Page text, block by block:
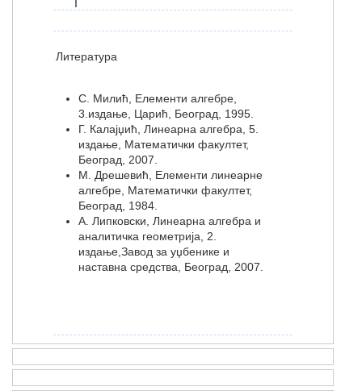
Литература
С. Милић, Елементи алгебре,
3.издање, Царић, Београд, 1995.
Г. Калајџић, Линеарна алгебра, 5.
издање, Математички факултет,
Београд, 2007.
М. Дрешевић, Елементи линеарне
алгебре, Математички факултет,
Београд, 1984.
А. Липковски, Линеарна алгебра и
аналитичка геометрија, 2.
издање,Завод за уџбенике и
наставна средства, Београд, 2007.